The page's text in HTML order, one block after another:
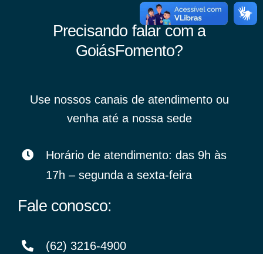
Precisando falar com a
GoiásFomento?
Use nossos canais de atendimento ou
venha até a nossa sede
Horário de atendimento: das 9h às
17h – segunda a sexta-feira
Fale conosco:
(62) 3216-4900